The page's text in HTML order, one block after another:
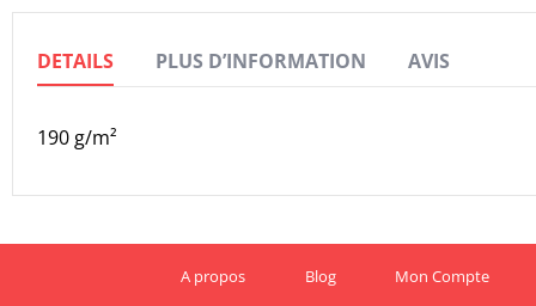
DETAILS
190 g/m²
PLUS D’INFORMATION AVIS
A propos Blog Mon Compte